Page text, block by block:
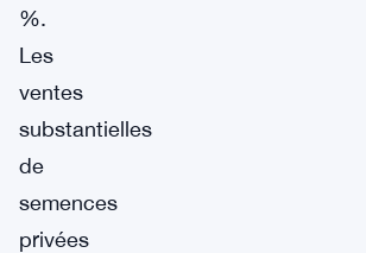
%.
Les
ventes
substantielles
de
semences
privées